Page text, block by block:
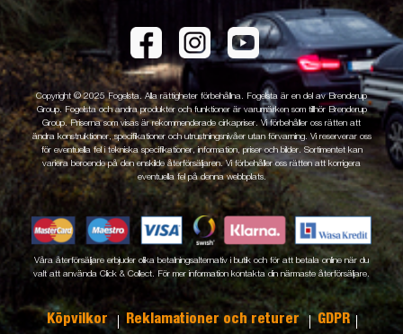
Copyright © 2025 Fogelsta. Alla rättigheter förbehållna. Fogelsta är en del av Brenderup
Group. Fogelsta och andra produkter och funktioner är varumärken som tillhör Brenderup
Group. Priserna som visas är rekommenderade cirkapriser. Vi förbehåller oss rätten att
ändra konstruktioner, specifikationer och utrustningsnivåer utan förvarning. Vi reserverar oss
för eventuella fel i tekniska specifikationer, information, priser och bilder. Sortimentet kan
variera beroende på den enskilde återförsäljaren. Vi förbehåller oss rätten att korrigera
eventuella fel på denna webbplats.
Våra återförsäljare erbjuder olika betalningsalternativ i butik och för att betala online när du
valt att använda Click & Collect. För mer information kontakta din närmaste återförsäljare.
Köpvilkor Reklamationer och returer
GDPR